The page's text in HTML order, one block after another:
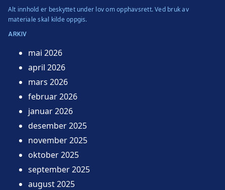
Alt innhold er beskyttet under lov om opphavsrett. Ved bruk av
materiale skal kilde oppgis.
ARKIV
mai 2026
april 2026
mars 2026
februar 2026
januar 2026
desember 2025
november 2025
oktober 2025
september 2025
august 2025